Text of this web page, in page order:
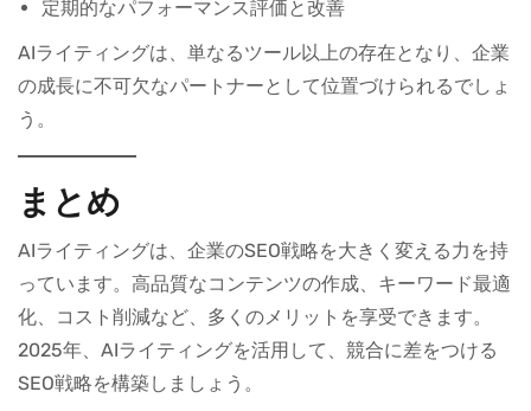
定期的なパフォーマンス評価と改善
AIライティングは、単なるツール以上の存在となり、企業
の成長に不可欠なパートナーとして位置づけられるでしょ
う。
まとめ
AIライティングは、企業のSEO戦略を大きく変える力を持
っています。高品質なコンテンツの作成、キーワード最適
化、コスト削減など、多くのメリットを享受できます。
2025年、AIライティングを活用して、競合に差をつける
SEO戦略を構築しましょう。